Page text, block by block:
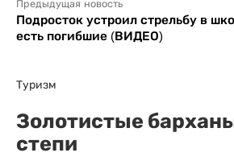
Предыдущая новость
Подросток устроил стрельбу в
есть погибшие (ВИДЕО)
Туризм
Золотистые
степи